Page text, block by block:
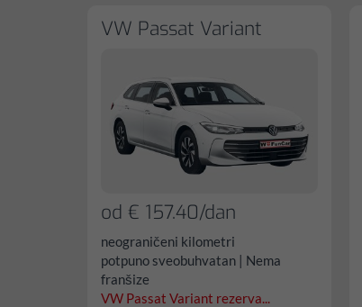
VW Passat Variant
od € 157.40/dan
neograničeni kilometri
potpuno sveobuhvatan | Nema
franšize
VW Passat Variant rezerva...